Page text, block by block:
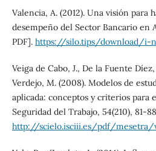
Valencia, A. (2012). Una visión para
desempeño del Sector Bancario en
PDF]. https://silo.tips/download/
Veiga de Cabo, J., De la Fuente
Verdejo, M. (2008). Modelos de
aplicada: conceptos y criterios para
Seguridad del Trabajo, 54(210), 81-
http://scielo.isciii.es/pdf/mesetra/